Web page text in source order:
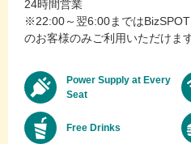
24時間営業
※22:00～翌6:00までは
のお客様のみご利用いただけます
Power Supply at Every
Seat
Free Drinks